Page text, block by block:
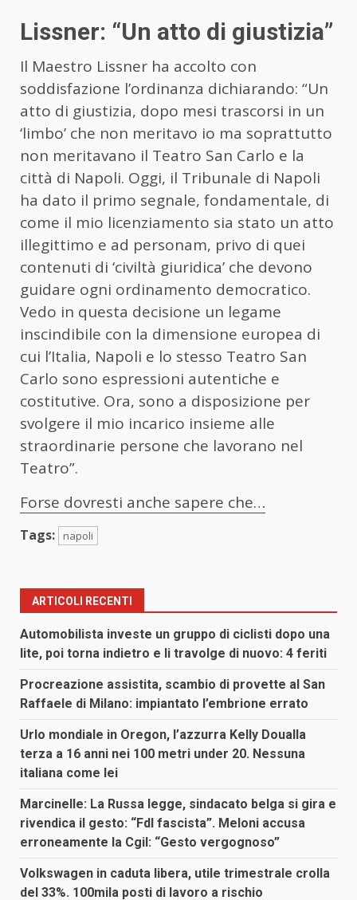
Lissner: “Un atto di giustizia”
Il Maestro Lissner ha accolto con
soddisfazione l’ordinanza dichiarando: “Un
atto di giustizia, dopo mesi trascorsi in un
‘limbo’ che non meritavo io ma soprattutto
non meritavano il Teatro San Carlo e la
città di Napoli. Oggi, il Tribunale di Napoli
ha dato il primo segnale, fondamentale, di
come il mio licenziamento sia stato un atto
illegittimo e ad personam, privo di quei
contenuti di ‘civiltà giuridica’ che devono
guidare ogni ordinamento democratico.
Vedo in questa decisione un legame
inscindibile con la dimensione europea di
cui l’Italia, Napoli e lo stesso Teatro San
Carlo sono espressioni autentiche e
costitutive. Ora, sono a disposizione per
svolgere il mio incarico insieme alle
straordinarie persone che lavorano nel
Teatro”.
Forse dovresti anche sapere che…
Tags: napoli
ARTICOLI RECENTI
Automobilista investe un gruppo di ciclisti dopo una
lite, poi torna indietro e li travolge di nuovo: 4 feriti
Procreazione assistita, scambio di provette al San
Raffaele di Milano: impiantato l’embrione errato
Urlo mondiale in Oregon, l’azzurra Kelly Doualla
terza a 16 anni nei 100 metri under 20. Nessuna
italiana come lei
Marcinelle: La Russa legge, sindacato belga si gira e
rivendica il gesto: “FdI fascista”. Meloni accusa
erroneamente la Cgil: “Gesto vergognoso”
Volkswagen in caduta libera, utile trimestrale crolla
del 33%. 100mila posti di lavoro a rischio